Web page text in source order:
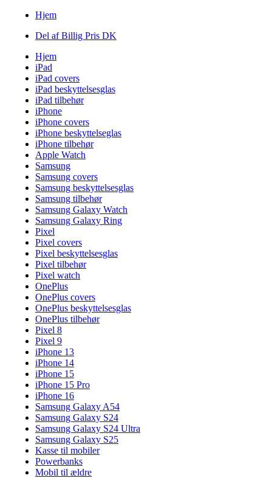
Hjem
Del af Billig Pris DK
Hjem
iPad
iPad covers
iPad beskyttelsesglas
iPad tilbehør
iPhone
iPhone covers
iPhone beskyttelseglas
iPhone tilbehør
Apple Watch
Samsung
Samsung covers
Samsung beskyttelsesglas
Samsung tilbehør
Samsung Galaxy Watch
Samsung Galaxy Ring
Pixel
Pixel covers
Pixel beskyttelsesglas
Pixel tilbehør
Pixel watch
OnePlus
OnePlus covers
OnePlus beskyttelsesglas
OnePlus tilbehør
Pixel 8
Pixel 9
iPhone 13
iPhone 14
iPhone 15
iPhone 15 Pro
iPhone 16
Samsung Galaxy A54
Samsung Galaxy S24
Samsung Galaxy S24 Ultra
Samsung Galaxy S25
Kasse til mobiler
Powerbanks
Mobil til ældre